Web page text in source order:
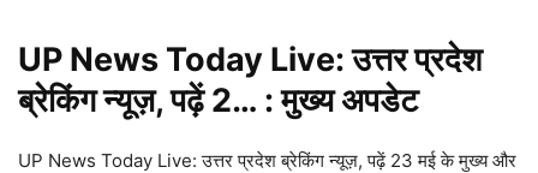
UP News Today Live: उत्तर प्रदेश
ब्रेकिंग न्यूज़, पढ़ें 2… : मुख्यअपडेट
UP News Today Live: उत्तर प्रदेश ब्रेकिंग न्यूज़, पढ़ें 23 मई के मुख्य और